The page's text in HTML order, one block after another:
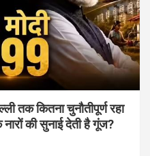
तक कितना चुनौतीपूर्ण रहा
की सुनाई देती है गूंज?